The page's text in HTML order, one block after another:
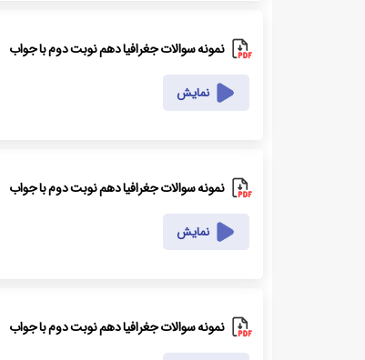
نمونه سوالات جغرافیا دهم نوبت دوم با جواب
نمایش
نمونه سوالات جغرافیا دهم نوبت دوم با جواب
نمایش
نمونه سوالات جغرافیا دهم نوبت دوم با جواب